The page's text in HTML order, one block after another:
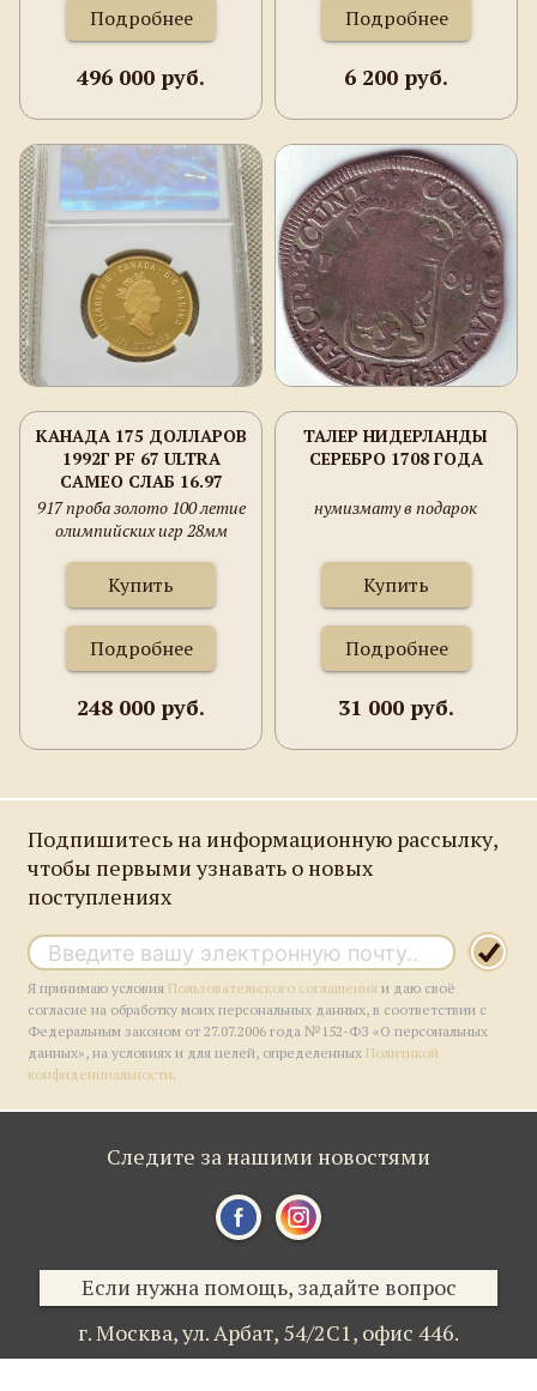
Подробнее
496 000 руб.
Подробнее
6 200 руб.
КАНАДА 175 ДОЛЛАРОВ
1992Г PF 67 ULTRA
CAMEO СЛАБ 16.97
ГРАММА 917 ПРОБА
ЗОЛОТО 100 ЛЕТИЕ
917 проба золото 100 летие
олимпийских игр 28мм
Купить
Подробнее
248 000 руб.
ТАЛЕР НИДЕРЛАНДЫ
СЕРЕБРО 1708 ГОДА
нумизмату в подарок
Купить
Подробнее
31 000 руб.
Подпишитесь на информационную рассылку,
чтобы первыми узнавать о новых
поступлениях
Я принимаю условияПользовательского соглашения и даю своё
согласие на обработку моих персональных данных, в соответствии с
Федеральным законом от 27.07.2006 года №152-ФЗ «О персональных
данных», на условиях и для целей, определенныхПолитикой
конфиденциальности.
Следите за нашими новостями
Если нужна помощь, задайте вопрос
г. Москва,ул. Арбат, 54/2С1, офис 446.